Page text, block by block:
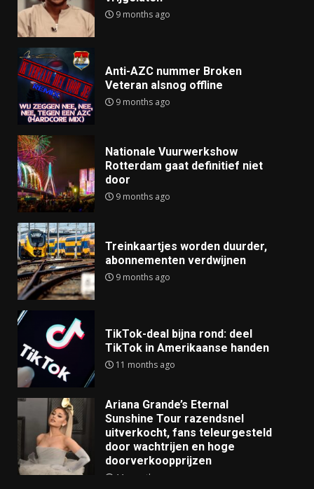
9 months ago
Anti-AZC nummer Broken
Veteran alsnog offline
9 months ago
Nationale Vuurwerkshow
Rotterdam gaat definitief niet
door
9 months ago
Treinkaartjes worden duurder,
abonnementen verdwijnen
9 months ago
TikTok-deal bijna rond: deel
TikTok in Amerikaanse handen
11 months ago
Ariana Grande’s Eternal
Sunshine Tour razendsnel
uitverkocht, fans teleurgesteld
door wachtrijen en hoge
doorverkoopprijzen
11 months ago